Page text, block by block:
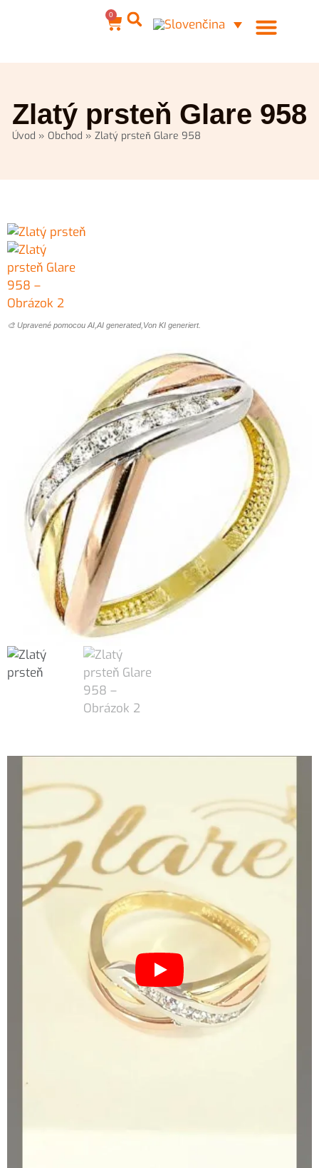
0
Zlatý prsteň Glare 958
Úvod » Obchod » Zlatý prsteň Glare 958
🎨 Upravené pomocou AI,AI generated,Von KI generiert.